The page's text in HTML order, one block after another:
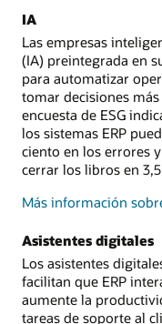
IA
Las empresas
(IA) preintegrada en
para automatizar
tomar decisiones
encuesta de ESG
los sistemas ERP
ciento en los errores
cerrar los libros en
Más información
Asistentes digitales
Los asistentes
facilitan que ERP
aumente la
tareas de soporte al